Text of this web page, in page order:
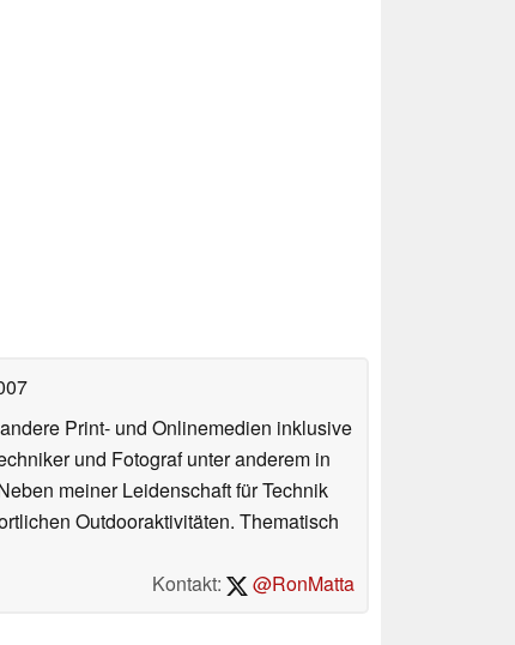
Print- und Onlinemedien inklusive
und Fotograf unter anderem in
meiner Leidenschaft für Technik
Outdooraktivitäten. Thematisch
Kontakt:
@RonMatta